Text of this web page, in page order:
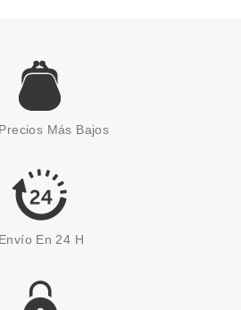
LACOSTE
BOOSTER EDT 125
ML
38.70€
Más Bajos
Envío En 24 H